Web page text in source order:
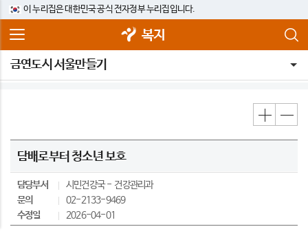
이 누리집은 대한민국 공식 전자정부 누리집입니다.
복지
금연도시 서울만들기
담배로부터 청소년 보호
담당부서 시민건강국
건강관리과
문의
02-2133-9469
수정일
2026-04-01